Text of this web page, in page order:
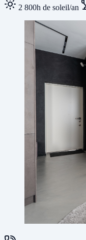
2 800h de soleil/an